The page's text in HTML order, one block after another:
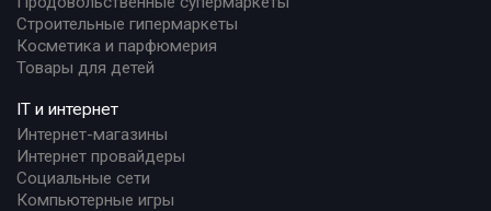
Строительные гипермаркеты
Косметика и парфюмерия
Товары для детей
IT и интернет
Интернет-магазины
Интернет провайдеры
Социальные сети
Компьютерные игры